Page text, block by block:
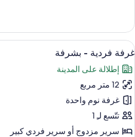
Small
Single
Room
استعراض
جميع
صور
غرفة
فردية
-
بشرفة
4
غرفة فردية - بشرفة
إطلالة على المدينة
12 متر مربع
غرفة نوم واحدة
تتّسع لـِ 1
سرير مزدوج‫‬ أو سرير فردي كبير